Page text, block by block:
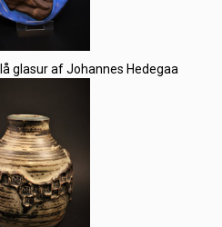
glasur af Johannes Hedegaa